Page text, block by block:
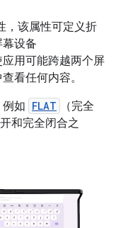
，该属性可定义折
设备
应用可能跨越两个屏
看任何内容。
如 FLAT
（完全
和完全闭合之